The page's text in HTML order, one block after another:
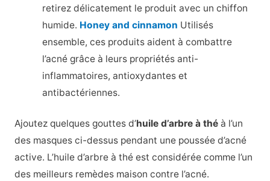
retirez délicatement le produit avec un chiffon
humide. Honey and cinnamon Utilisés
ensemble, ces produits aident à combattre
l’acné grâce à leurs propriétés anti-
inflammatoires, antioxydantes et
antibactériennes.
Ajoutez quelques gouttes d’huile d’arbre à théà l’un
des masques ci-dessus pendant une poussée d’acné
active. L’huile d’arbre à thé est considérée comme l’un
des meilleurs remèdes maison contre l’acné.